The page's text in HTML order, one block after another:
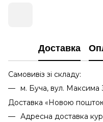
Доставка
Самовивіз зі складу:
м. Буча, вул. Максима
Доставка «Новою
Адресна доставка